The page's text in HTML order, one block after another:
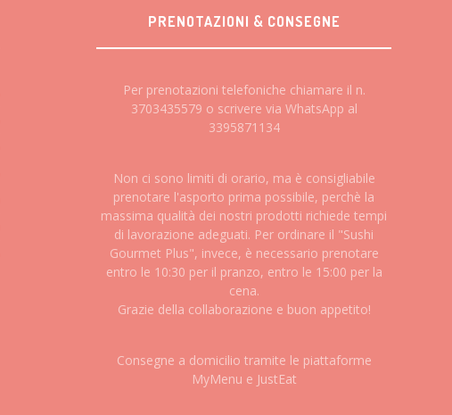
PRENOTAZIONI & CONSEGNE
Per prenotazioni telefoniche chiamare il n.
3703435579 o scrivere via WhatsApp al
3395871134
Non ci sono limiti di orario, ma è consigliabile
prenotare l'asporto prima possibile, perchè la
massima qualità dei nostri prodotti richiede tempi
di lavorazione adeguati. Per ordinare il "Sushi
Gourmet Plus", invece, è necessario prenotare
entro le 10:30 per il pranzo, entro le 15:00 per la
cena.
Grazie della collaborazione e buon appetito!
Consegne a domicilio tramite le piattaforme
MyMenu e JustEat